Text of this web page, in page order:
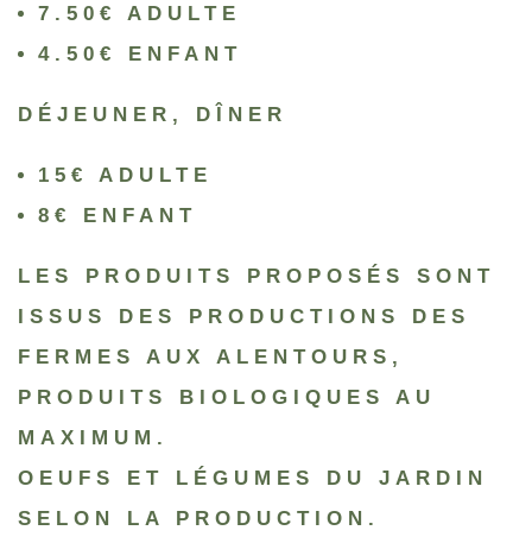
7.50€ ADULTE
4.50€ ENFANT
DÉJEUNER, DÎNER
15€ ADULTE
8€ ENFANT
LES PRODUITS PROPOSÉS SONT
ISSUS DES PRODUCTIONS DES
FERMES AUX ALENTOURS ,
PRODUITS BIOLOGIQUES AU
MAXIMUM.
OEUFS ET LÉGUMES DU JARDIN
SELON LA PRODUCTION.